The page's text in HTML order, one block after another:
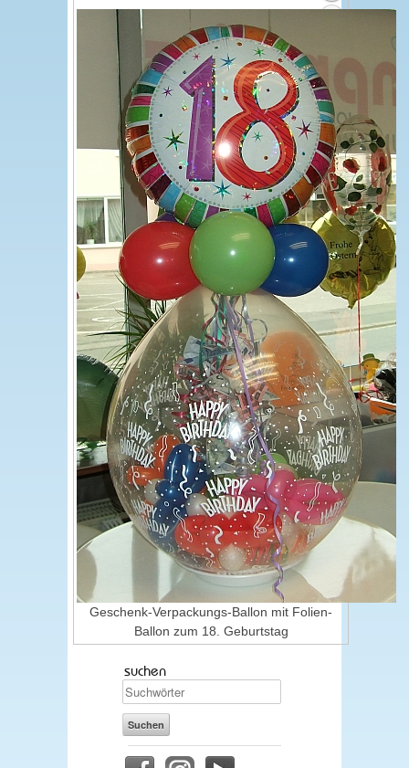
Geschenk-Verpackungs-Ballon mit Folien-
Ballon zum 18. Geburtstag
suchen